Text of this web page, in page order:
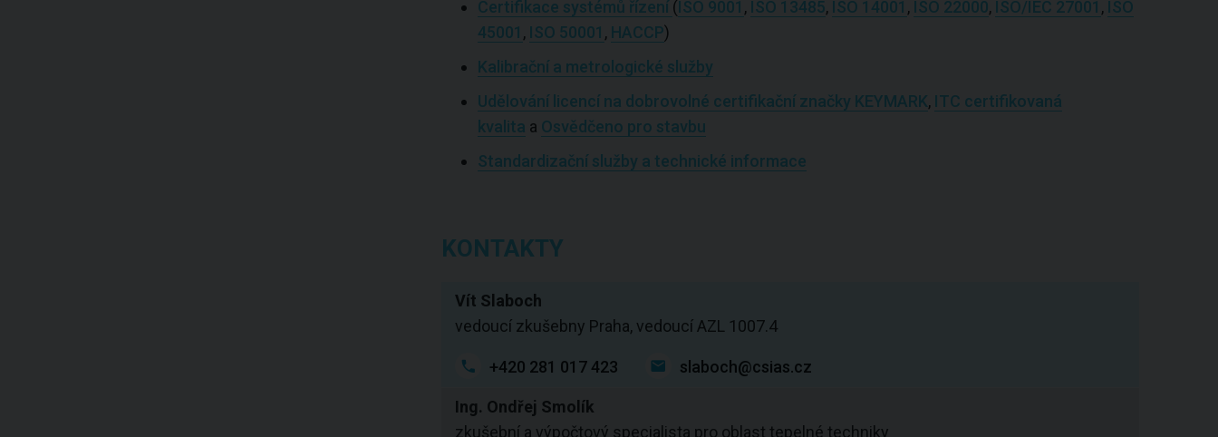
Certifikace systémů řízení (ISO 9001 , ISO 13485, ISO 14001 , ISO 22000, ISO/IEC 27001 , ISO
45001 , ISO 50001 , HACCP)
Kalibrační a metrologické služby
Udělování licencí na dobrovolné certifikační značky KEYMARK, ITC certifikovaná
kvalita a Osvědčeno pro stavbu
Standardizační služby a technické informace
KONTAKTY
Vít Slaboch
vedoucí zkušebny Praha, vedoucí AZL 1007.4
+420 281 017 423 slaboch@csias.cz
Ing. Ondřej Smolík
zkušební a výpočtový specialista pro oblast tepelné techniky